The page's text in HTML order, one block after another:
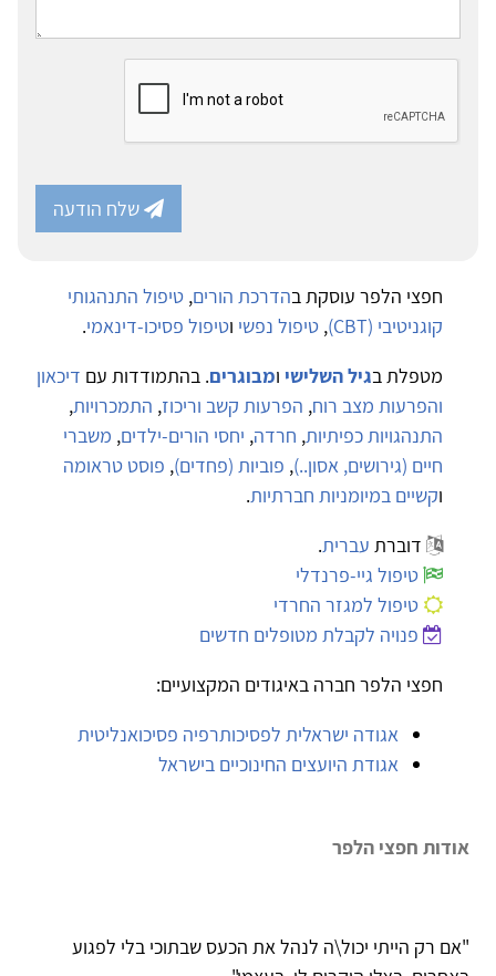
שלח הודעה
חפצי הלפר עוסקת בהדרכת הורים, טיפול התנהגותי
קוגניטיבי (CBT)
, טיפול נפשי וטיפול פסיכו-דינאמי.
מטפלת בגיל השלישי ומבוגרים. בהתמודדות עם דיכאון
והפרעות מצב רוח, הפרעות קשב וריכוז, התמכרויות,
התנהגויות כפיתיות, חרדה, יחסי הורים-ילדים, משברי
חיים (גירושים, אסון..), פוביות (פחדים), פוסט טראומה
וקשיים במיומניות חברתיות.
דוברת עברית.
טיפול גיי-פרנדלי
טיפול למגזר החרדי
פנויה לקבלת מטופלים חדשים
חפצי הלפר חברה באיגודים המקצועיים:
אגודה ישראלית לפסיכותרפיה פסיכואנליטית
אגודת היועצים החינוכיים בישראל
אודות חפצי הלפר
"אם רק הייתי יכול\ה לנהל את הכעס שבתוכי בלי לפגוע